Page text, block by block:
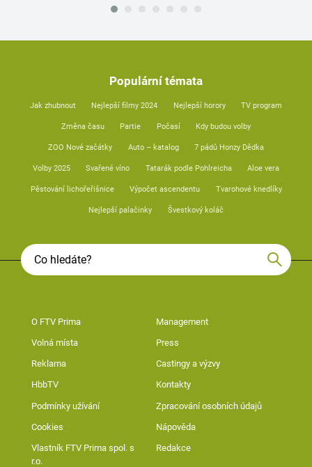
Populární témata
Jak zhubnout Nejlepší filmy 2024 Nejlepší horory TV program
Změna času Partie Počasí Kdy budou volby
ZOO Nové začátky Auto – katalog 7 pádů Honzy Dědka
Volby 2025 Svařené víno Tatarák podle Pohlreicha Aloe vera
Pěstování lichořeřišnice Výpočet ascendentu Tvarohové knedlíky
Nejlepší palačinky Švestkový koláč
O FTV Prima Management
Volná místa Press
Reklama Castingy a výzvy
HbbTV Kontakty
Podmínky užívání Zpracování osobních údajů
Cookies Nápověda
Vlastník FTV Prima spol. s
r.o.
Redakce